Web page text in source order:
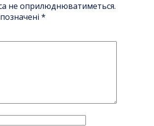
не оприлюднюватиметься.
*